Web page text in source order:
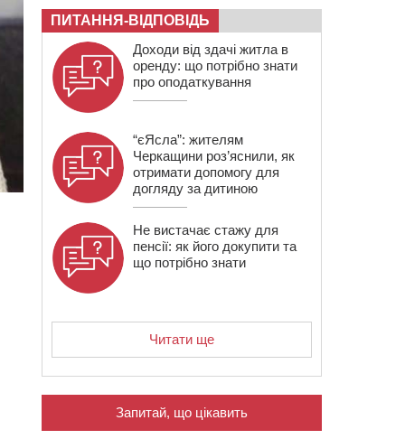
ПИТАННЯ-ВІДПОВІДЬ
Доходи від здачі житла в
оренду: що потрібно знати
про оподаткування
“єЯсла”: жителям
Черкащини роз’яснили, як
отримати допомогу для
догляду за дитиною
Не вистачає стажу для
пенсії: як його докупити та
що потрібно знати
Читати ще
Запитай, що цікавить